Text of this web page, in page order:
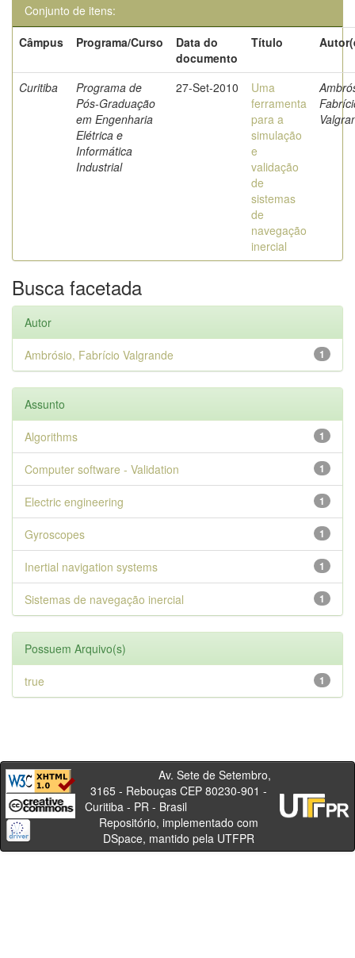
Conjunto de itens:
Câmpus
Programa/Curso
Data do
documento
Título
Curitiba
Programa de
Pós-Graduação
em Engenharia
Elétrica e
Informática
Industrial
27-Set-2010
Uma
ferramenta
para a
simulação
e
validação
de
sistemas
de
navegação
inercial
Busca facetada
Autor
1
Ambrósio, Fabrício Valgrande
Assunto
1
Algorithms
1
Computer software - Validation
1
Electric engineering
1
Gyroscopes
1
Inertial navigation systems
1
Sistemas de navegação inercial
Possuem Arquivo(s)
1
true
Av. Sete de Setembro,
3165 - Rebouças CEP 80230-901 -
Curitiba - PR - Brasil
Repositório, implementado com
DSpace, mantido pela UTFPR